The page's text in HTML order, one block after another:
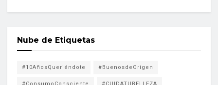
Nube de Etiquetas
#10AñosQueriéndote #BuenosdeOrigen
#ConsumoConsciente #CUIDATUBELLEZA